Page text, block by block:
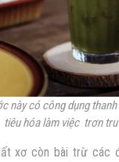
này có công dụng
tiêu hóa làm việc trơn tru
xơ còn bài trừ các